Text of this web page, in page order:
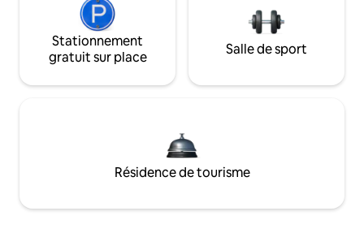
Stationnement
gratuit sur place
Salle de sport
Résidence de tourisme